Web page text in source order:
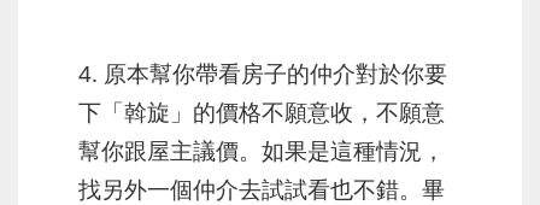
4. 原本幫你帶看房子的仲介對於你要
下「斡旋」的價格不願意收，不願意
幫你跟屋主議價。如果是這種情況，
找另外一個仲介去試試看也不錯。畢